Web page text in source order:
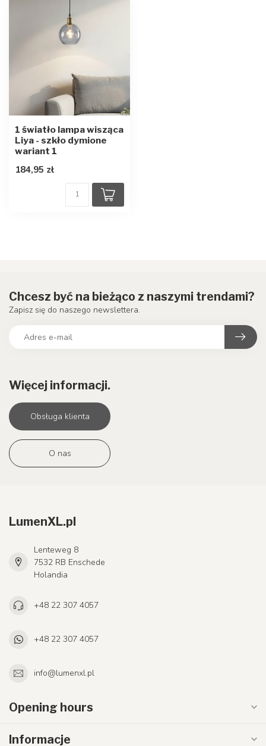
1 światło lampa wisząca
Liya - szkło dymione
wariant 1
184,95 zł
Więcej informacji.
Obsługa klienta
O nas
Chcesz być na bieżąco z naszymi trendami?
Zapisz się do naszego newslettera.
LumenXL.pl
Lenteweg 8
7532 RB Enschede
Holandia
+48 22 307 4057
+48 22 307 4057
info@lumenxl.pl
Opening hours
Informacje